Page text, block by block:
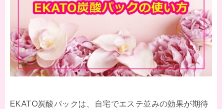
EKATO炭酸パックは、自宅でエステ並みの効果が期待